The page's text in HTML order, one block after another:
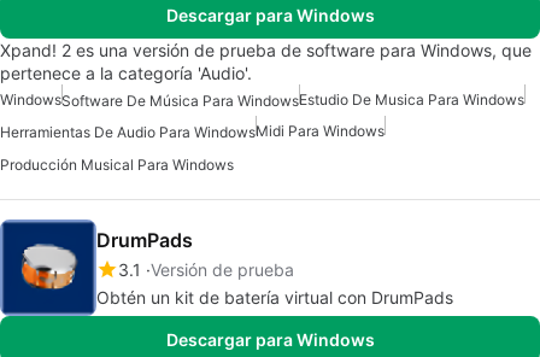
Descargar para Windows
Xpand! 2 es una versión de prueba de software para Windows, que
pertenece a la categoría 'Audio'.
WindowsSoftware De Música Para WindowsEstudio De Musica Para Windows
Herramientas De Audio Para WindowsMidi Para Windows
Producción Musical Para Windows
DrumPads
3.1 Versión de prueba
Obtén un kit de batería virtual con DrumPads
Descargar para Windows